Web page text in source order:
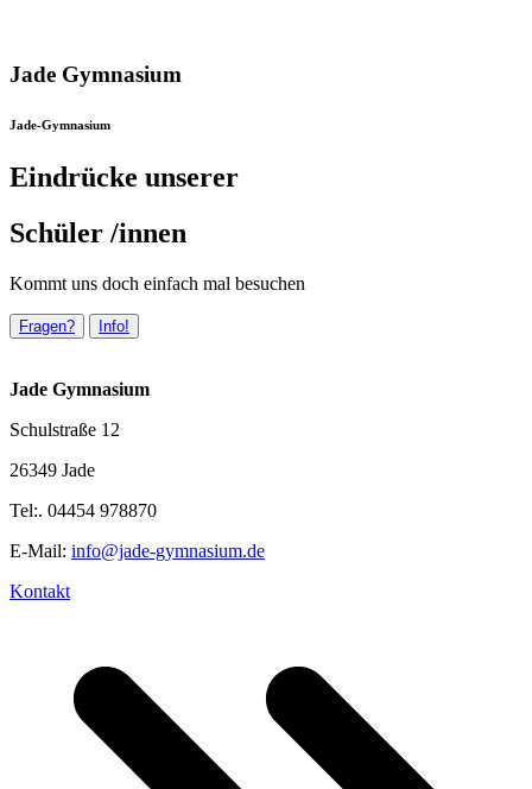
Jade Gymnasium
Jade-Gymnasium
Eindrücke unserer
Schüler /innen
Kommt uns doch einfach mal besuchen
Fragen? Info!
Jade Gymnasium
Schulstraße 12
26349 Jade
Tel:. 04454 978870
E-Mail: info@jade-gymnasium.de
Kontakt